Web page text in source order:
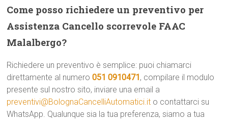
Come posso richiedere un preventivo per
Assistenza Cancello scorrevole FAAC
Malalbergo?
Richiedere un preventivo è semplice: puoi chiamarci
direttamente al numero051 0910471, compilare il modulo
presente sul nostro sito, inviare una email a
preventivi@BolognaCancelliAutomatici.it o contattarci su
WhatsApp. Qualunque sia la tua preferenza, siamo a tua